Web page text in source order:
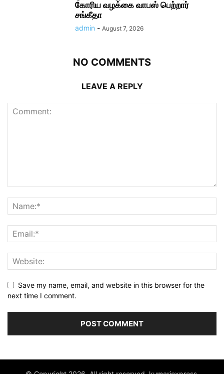
கோரிய வழக்கை வாபஸ் பெற்றார்
சங்கீதா
admin - August 7, 2026
NO COMMENTS
LEAVE A REPLY
Save my name, email, and website in this browser for the
next time I comment.